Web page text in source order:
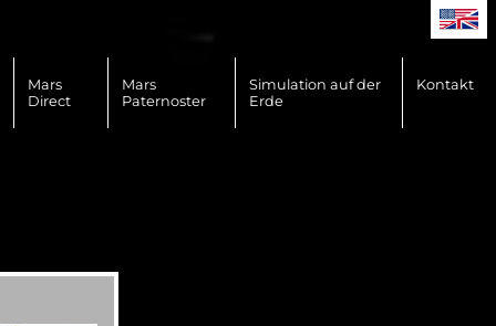
Mars
Direct
Mars
Paternoster
Simulation auf der
Erde
Kontakt